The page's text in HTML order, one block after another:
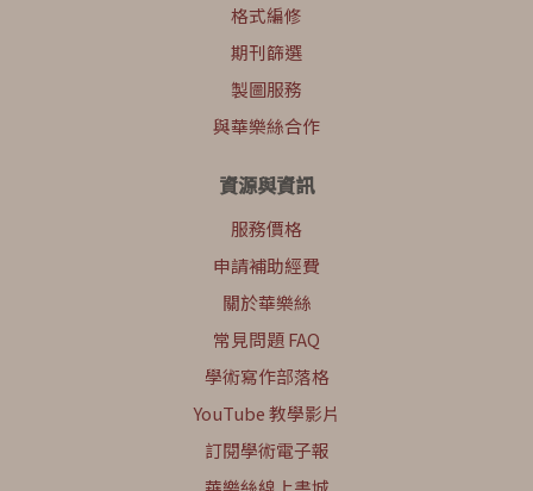
格式編修
期刊篩選
製圖服務
與華樂絲合作
資源與資訊
服務價格
申請補助經費
關於華樂絲
常見問題 FAQ
學術寫作部落格
YouTube 教學影片
訂閱學術電子報